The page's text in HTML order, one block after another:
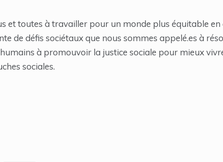
et toutes à travailler pour un monde plus équitable
de défis sociétaux que nous sommes appelé.es à
à promouvoir la justice sociale pour mieux
sociales.